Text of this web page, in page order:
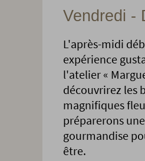
Vendredi -
L'après-midi
expérience
l'atelier «
découvrirez les
magnifiques
préparerons
gourmandise
être.